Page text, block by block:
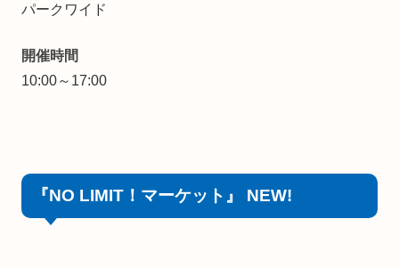
パークワイド
開催時間
10:00～17:00
『NO LIMIT！マーケット』 NEW!